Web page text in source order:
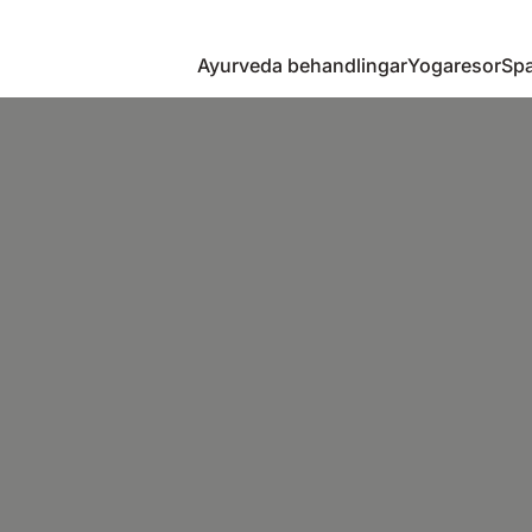
Ayurveda behandlingarYogaresor